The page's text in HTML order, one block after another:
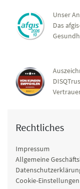
Unser
Das
Rechtliches
Impressum
Allgemeine
Cookie-Einstellungen